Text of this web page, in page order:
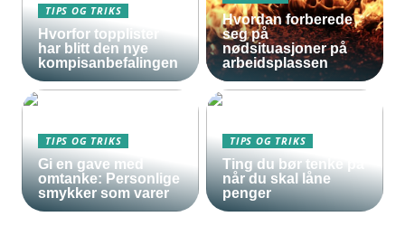
TIPS OG TRIKS
Hvorfor topplister
har blitt den nye
kompisanbefalingen
Hvordan forberede
seg på
nødsituasjoner på
arbeidsplassen
TIPS OG TRIKS
Gi en gave med
omtanke: Personlige
smykker som varer
TIPS OG TRIKS
Ting du bør tenke på
når du skal låne
penger